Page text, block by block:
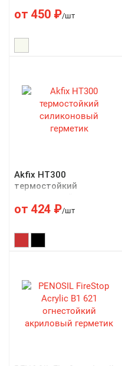
от 450 ₽/шт
Akfix HT300
термостойкий
от 424 ₽/шт